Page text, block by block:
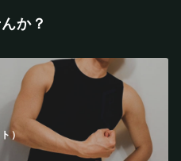
か？
）